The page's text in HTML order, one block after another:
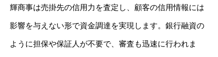
輝商事は売掛先の信用力を査定し、顧客の信用情報には
影響を与えない形で資金調達を実現します。銀行融資の
ように担保や保証人が不要で、審査も迅速に行われま